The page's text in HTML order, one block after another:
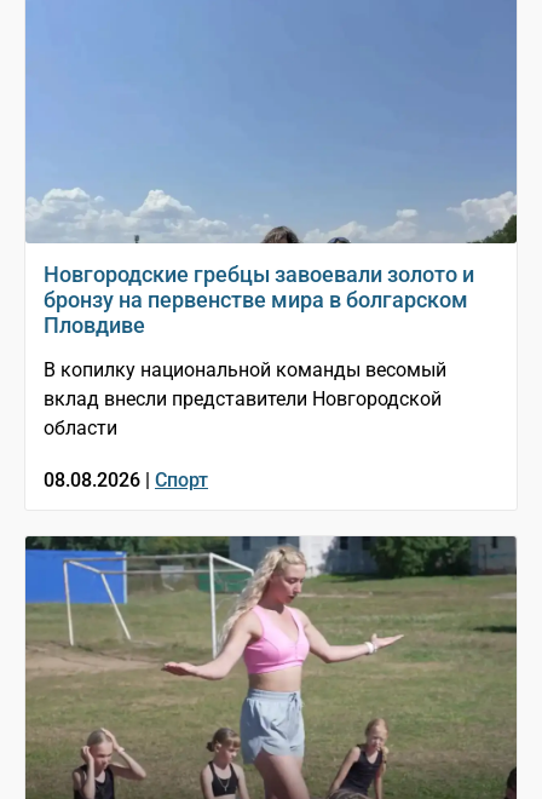
Новгородские гребцы завоевали золото и
бронзу на первенстве мира в болгарском
Пловдиве
В копилку национальной команды весомый
вклад внесли представители Новгородской
области
08.08.2026 | Спорт